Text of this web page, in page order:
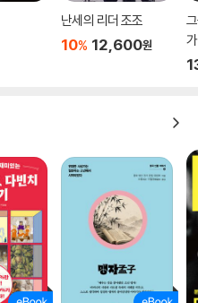
난세의 리더 조조
10% 12,600원